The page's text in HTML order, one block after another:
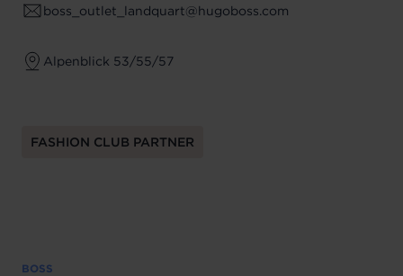
boss_outlet_landquart@hugoboss.com
Alpenblick 53/55/57
FASHION CLUB PARTNER
BOSS